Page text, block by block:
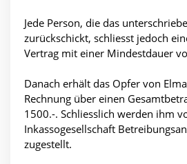
Jede Person, die das
zurückschickt, schliesst jedoch
Vertrag mit einer Mindestdauer
Danach erhält das Opfer von
Rechnung über einen
1500.-. Schliesslich werden ihm
Inkassogesellschaft
zugestellt.